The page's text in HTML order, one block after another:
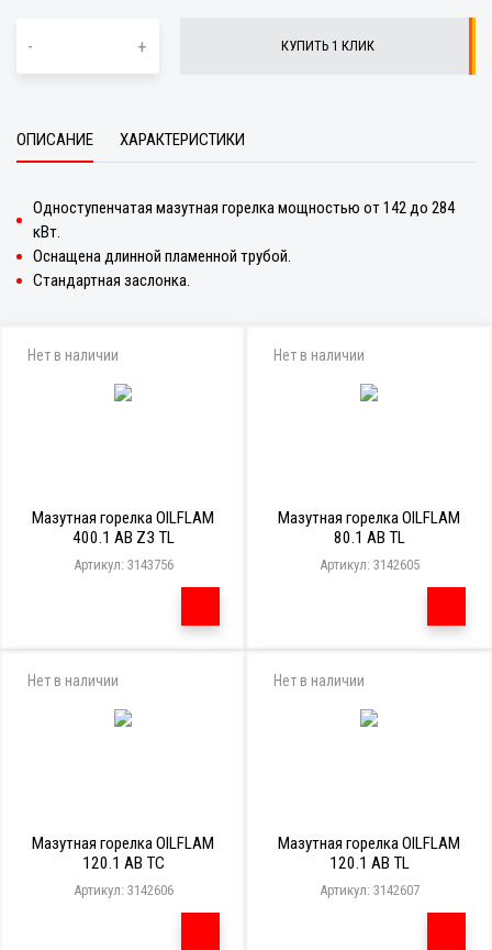
- + КУПИТЬ 1 КЛИК
ОПИСАНИЕ ХАРАКТЕРИСТИКИ
Одноступенчатая мазутная горелка мощностью от 142 до 284
кВт.
Оснащена длинной пламенной трубой.
Стандартная заслонка.
Нет в наличии
Мазутная горелка OILFLAM
400.1 AB Z3 TL
Артикул: 3143756
Нет в наличии
Мазутная горелка OILFLAM
80.1 AB TL
Артикул: 3142605
Нет в наличии
Мазутная горелка OILFLAM
120.1 AB TC
Артикул: 3142606
Нет в наличии
Мазутная горелка OILFLAM
120.1 AB TL
Артикул: 3142607